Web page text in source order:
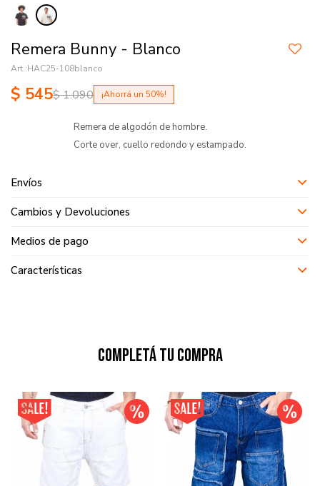
Remera Bunny - Blanco
HAC25-108blanco
$ 545$1.090 50
Remera de algodón de hombre.
Corte over, cuello redondo y estampado.
Envíos
Cambios y Devoluciones
Medios de pago
Características
Completá tu compra